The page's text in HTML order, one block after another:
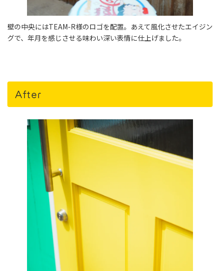
壁の中央にはTEAM-R様のロゴを配置。あえて風化させたエイジン
グで、年月を感じさせる味わい深い表情に仕上げました。
After